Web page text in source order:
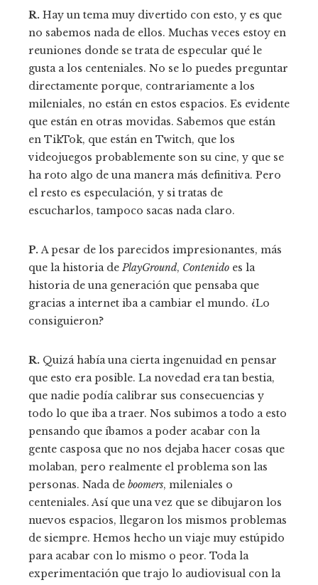
R. Hay un tema muy divertido con esto, y es que
no sabemos nada de ellos. Muchas veces estoy en
reuniones donde se trata de especular qué le
gusta a los centeniales. No se lo puedes preguntar
directamente porque, contrariamente a los
mileniales, no están en estos espacios. Es evidente
que están en otras movidas. Sabemos que están
en TikTok, que están en Twitch, que los
videojuegos probablemente son su cine, y que se
ha roto algo de una manera más definitiva. Pero
el resto es especulación, y si tratas de
escucharlos, tampoco sacas nada claro.
P. A pesar de los parecidos impresionantes, más
que la historia de PlayGround, Contenido es la
historia de una generación que pensaba que
gracias a internet iba a cambiar el mundo. ¿Lo
consiguieron?
R. Quizá había una cierta ingenuidad en pensar
que esto era posible. La novedad era tan bestia,
que nadie podía calibrar sus consecuencias y
todo lo que iba a traer. Nos subimos a todo a esto
pensando que íbamos a poder acabar con la
gente casposa que no nos dejaba hacer cosas que
molaban, pero realmente el problema son las
personas. Nada de boomers, mileniales o
centeniales. Así que una vez que se dibujaron los
nuevos espacios, llegaron los mismos problemas
de siempre. Hemos hecho un viaje muy estúpido
para acabar con lo mismo o peor. Toda la
experimentación que trajo lo audiovisual con la